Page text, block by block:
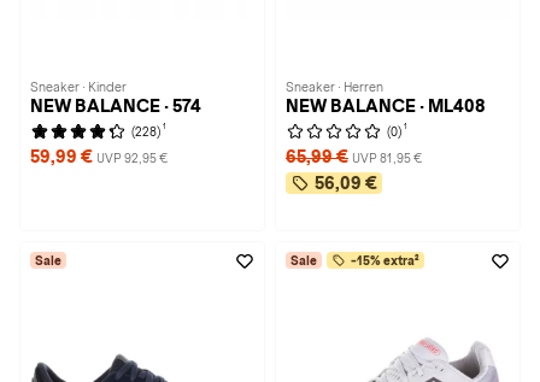
Sneaker · Kinder
NEW BALANCE · 574
(228) 1
59,99 € UVP 92,95 €
Sneaker · Herren
NEW BALANCE · ML408
(0) 1
65,99 € UVP 81,95 €
56,09 €
Sale Sale -15% extra²